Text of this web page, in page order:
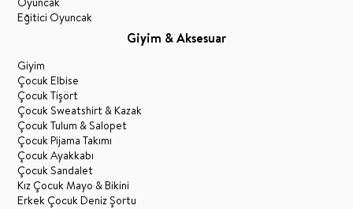
Eğitici Oyuncak
Giyim & Aksesuar
Giyim
Çocuk Elbise
Çocuk Tişört
Çocuk Sweatshirt & Kazak
Çocuk Tulum & Salopet
Çocuk Pijama Takımı
Çocuk Ayakkabı
Çocuk Sandalet
Kız Çocuk Mayo & Bikini
Erkek Çocuk Deniz Şortu